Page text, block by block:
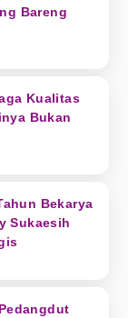
Bareng
Kualitas
Bukan
Bekarya
Sukaesih